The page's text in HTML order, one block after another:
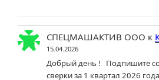
СПЕЦМАШАКТИВ ООО к
15.04.2026
Добрый день ! Подпишите со
сверки за 1 квартал 2026